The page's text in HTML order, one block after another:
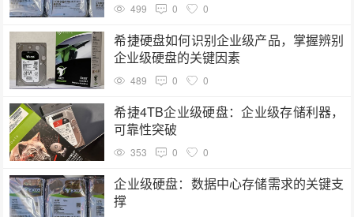
499 0 0
希捷硬盘如何识别企业级产品，掌握辨别
企业级硬盘的关键因素
489 0 0
希捷4TB企业级硬盘：企业级存储利器，
可靠性突破
353 0 0
企业级硬盘：数据中心存储需求的关键支
撑